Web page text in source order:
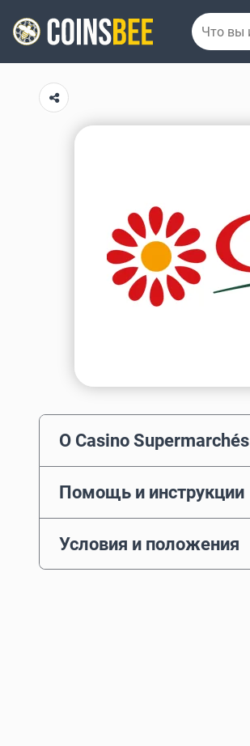
О Casino Supermarchés
Помощь и инструкции
Условия и положения